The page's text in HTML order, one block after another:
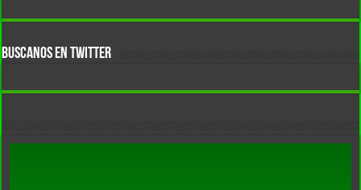
BUSCANOS EN TWITTER